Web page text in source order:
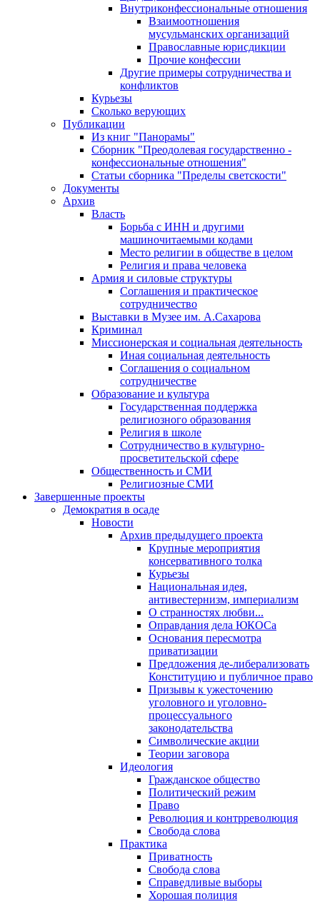
Внутриконфессиональные отношения
Взаимоотношения
мусульманских организаций
Православные юрисдикции
Прочие конфессии
Другие примеры сотрудничества и
конфликтов
Курьезы
Сколько верующих
Публикации
Из книг "Панорамы"
Сборник "Преодолевая государственно -
конфессиональные отношения"
Статьи сборника "Пределы светскости"
Документы
Архив
Власть
Борьба с ИНН и другими
машиночитаемыми кодами
Место религии в обществе в целом
Религия и права человека
Армия и силовые структуры
Соглашения и практическое
сотрудничество
Выставки в Музее им. А.Сахарова
Криминал
Миссионерская и социальная деятельность
Иная социальная деятельность
Соглашения о социальном
сотрудничестве
Образование и культура
Государственная поддержка
религиозного образования
Религия в школе
Сотрудничество в культурно-
просветительской сфере
Общественность и СМИ
Религиозные СМИ
Завершенные проекты
Демократия в осаде
Новости
Архив предыдущего проекта
Крупные мероприятия
консервативного толка
Курьезы
Национальная идея,
антивестернизм, империализм
О странностях любви...
Оправдания дела ЮКОСа
Основания пересмотра
приватизации
Предложения де-либерализовать
Конституцию и публичное право
Призывы к ужесточению
уголовного и уголовно-
процессуального
законодательства
Символические акции
Теории заговора
Идеология
Гражданское общество
Политический режим
Право
Революция и контрреволюция
Свобода слова
Практика
Приватность
Свобода слова
Справедливые выборы
Хорошая полиция